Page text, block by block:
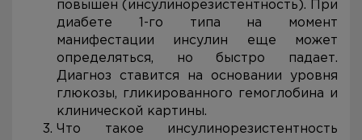
повышен (инсулинорезистентность). При
диабете 1-го типа на момент
манифестации инсулин еще может
определяться, но быстро падает.
Диагноз ставится на основании уровня
глюкозы, гликированного гемоглобина и
клинической картины.
Что такое инсулинорезистентность